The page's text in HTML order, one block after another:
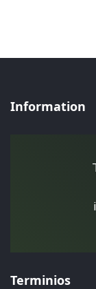
Information
Terminios